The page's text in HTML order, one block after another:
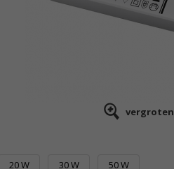
vergroten
20 W 30 W 50 W